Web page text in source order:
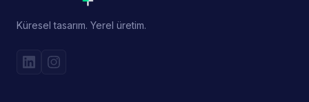
Küresel tasarım. Yerel üretim.